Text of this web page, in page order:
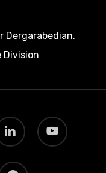
Dergarabedian.
Division
youtube
telegram